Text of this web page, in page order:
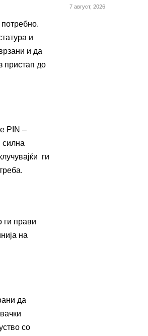
и
и да
пристап до
PIN –
силна
ги
ги прави
на
да
со
7 август, 2026